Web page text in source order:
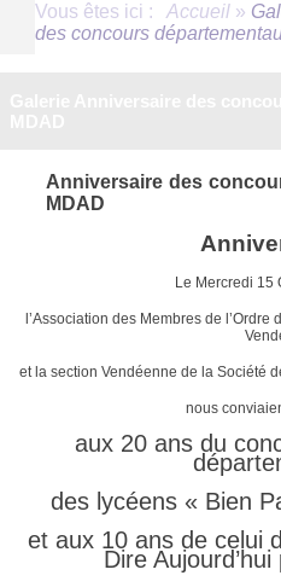
Vous êtes ici : Accueil »
des concours
Anniversaire des
MDAD
Le Mercredi 15
l’Association des Membres de
et la section Vendéenne de la Société
nous
aux 20 ans du
des lycéens « Bien
et aux 10 ans de celui
Dire